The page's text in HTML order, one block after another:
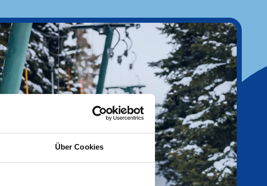
Über Cookies